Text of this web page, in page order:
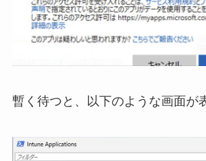
暫く待つと、以下のような画面が